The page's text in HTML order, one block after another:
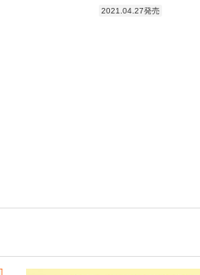
2021.04.27発売